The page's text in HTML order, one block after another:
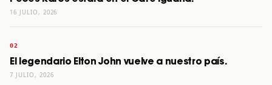
16 JULIO, 2026
El legendario Elton John vuelve a nuestro país.
7 JULIO, 2026